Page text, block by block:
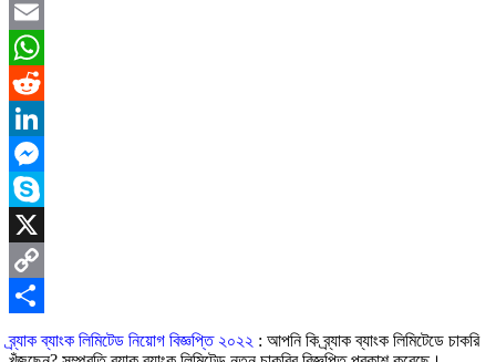
Facebook
Email
WhatsApp
Reddit
LinkedIn
Messenger
Skype
X
Copy
Link
Share
ব্র্যাক ব্যাংক লিমিটেড নিয়োগ বিজ্ঞপ্তি ২০২২ : আপনি কি ব্র্যাক ব্যাংক লিমিটেডে চাকরি